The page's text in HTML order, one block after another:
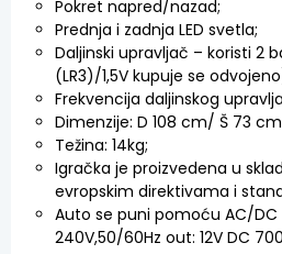
Pokret napred/nazad;
Prednja i zadnja LED svetla;
Daljinski upravljač – koristi 2
(LR3)/1,5V kupuje se
Frekvencija daljinskog
Dimenzije: D 108 cm/ Š 73
Težina: 14kg;
Igračka je proizvedena u
evropskim direktivama i
Auto se puni pomoću AC/
240V,50/60Hz out: 12V DC